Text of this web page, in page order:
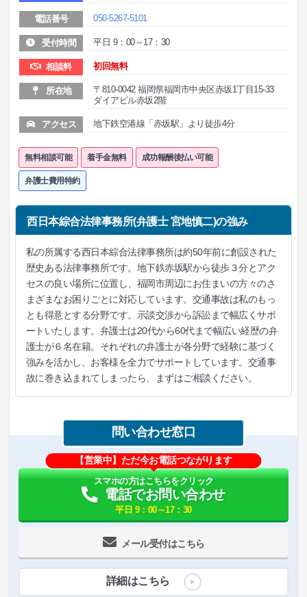
電話番号 050-5267-5101
受付時間 平日 9：00～17：30
相談料 初回無料
所在地
〒810-0042 福岡県福岡市中央区赤坂1丁目15-33
ダイアビル赤坂2階
アクセス 地下鉄空港線「赤坂駅」より徒歩4分
無料相談可能 着手金無料 成功報酬後払い可能
弁護士費用特約
西日本綜合法律事務所(弁護士 宮地慎二)の強み
私の所属する西日本綜合法律事務所は約50年前に創設された
歴史ある法律事務所です。地下鉄赤坂駅から徒歩３分とアク
セスの良い場所に位置し、福岡市周辺にお住まいの方々のさ
まざまなお困りごとに対応しています。交通事故は私のもっ
とも得意とする分野です。示談交渉から訴訟まで幅広くサポ
ートいたします。弁護士は20代から60代まで幅広い経歴の弁
護士が６名在籍。それぞれの弁護士が各分野で経験に基づく
強みを活かし、お客様を全力でサポートしています。交通事
故に巻き込まれてしまったら、まずはご相談ください。
問い合わせ窓口
メール受付はこちら
【営業中】ただ今お電話つながります
スマホの方はこちらをクリック
電話でお問い合わせ
平日 9：00～17：30
詳細はこちら